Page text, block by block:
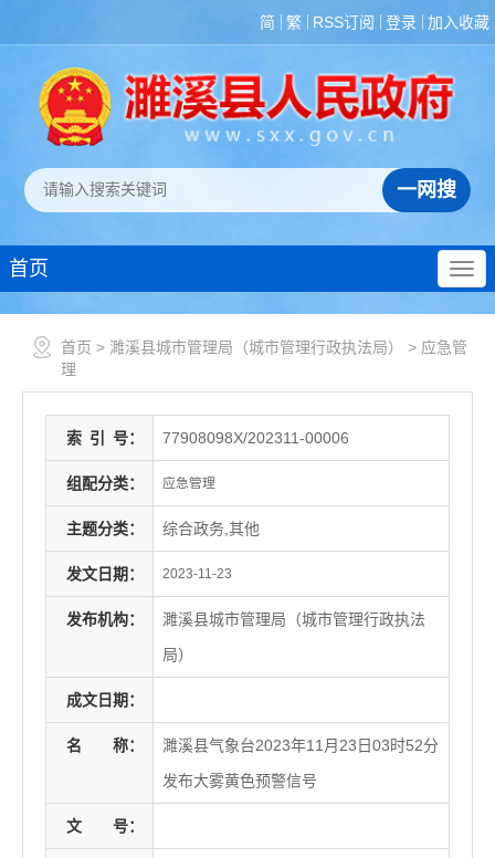
简 繁 RSS订阅 登录 加入收藏
首页
首页 > 濉溪县城市管理局（城市管理行政执法局） > 应急管
理
索 引 号： 77908098X/202311-00006
组配分类： 应急管理
主题分类： 综合政务,其他
发文日期： 2023-11-23
发布机构：
濉溪县城市管理局（城市管理行政执法
局）
成文日期：
名 称：
濉溪县气象台2023年11月23日03时52分
发布大雾黄色预警信号
文 号：